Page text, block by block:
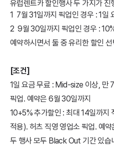
유럽렌트카 할인행사 두 가지가 진
1 7월 31일까지 픽업인 경우 : 1일
2 9월 30일까지 픽업인 경우 :
예약하시면서 둘 중 유리한 할인
[조건]
1일 요금 무료 : Mid-size 이상, 만
픽업. 예약은 6월 30일까지
10+5% 추가할인 : 최대 14일까지
적용). 허츠 직영 영업소 픽업. 예약
두 행사 모두 Black Out 기간 있